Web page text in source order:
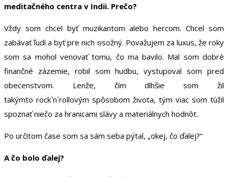
meditačného centra v Indii. Prečo?
Vždy som chcel byť muzikantom alebo hercom. Chcel som
zabávať ľudí a byť pre nich osožný. Považujem za luxus, že roky
som sa mohol venovať tomu, čo ma bavilo. Mal som dobré
finančné zázemie, robil som hudbu, vystupoval som pred
obecenstvom. Lenže, čím dlhšie som žil
takýmto rock`n`rollovým spôsobom života, tým viac som túžil
spoznať niečo za hranicami slávy a materiálnych hodnôt.
Po určitom čase som sa sám seba pýtal, „okej, čo ďalej?“
A čo bolo ďalej?